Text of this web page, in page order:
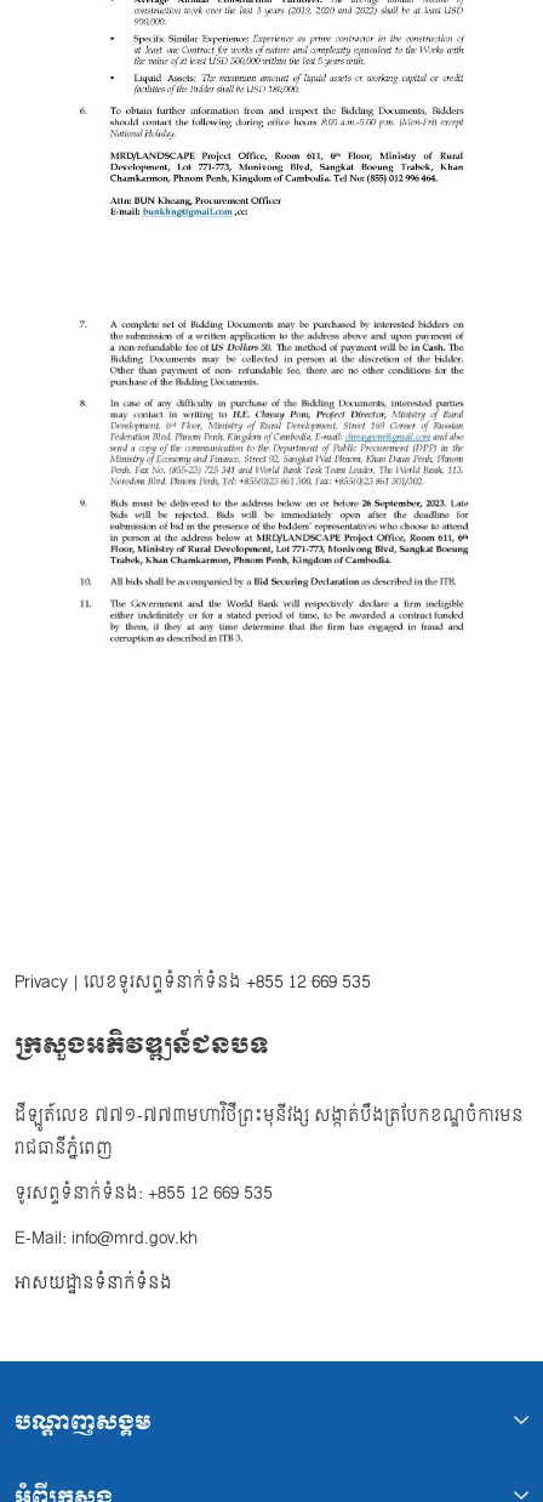
Privacy | លេខទូរសព្ទទំនាក់ទំនង +855 12 669 535
ក្រសួងអភិវឌ្ឍន៍ជនបទ
ដីឡូត៍លេខ ៧៧១-៧៧៣មហាវិថីព្រះមុនីវង្ស សង្កាត់បឹងត្របែកខណ្ឌចំការមន
រាជធានីភ្នំពេញ
ទូរសព្ទទំនាក់ទំនង: +855 12 669 535
E-Mail: info@mrd.gov.kh
អាសយដ្ឋានទំនាក់ទំនង
បណ្ដាញសង្គម